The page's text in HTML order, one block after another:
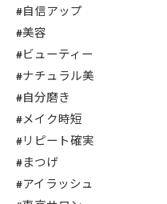
#自信アップ
#美容
#ビューティー
#ナチュラル美
#自分磨き
#メイク時短
#リピート確実
#まつげ
#アイラッシュ